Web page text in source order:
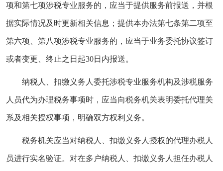
项和第七项涉税专业服务的，应当于提供服务前报送，并根
据实际情况及时更新相关信息；提供本办法第七条第二项至
第六项、第八项涉税专业服务的，应当于业务委托协议签订
或者变更、终止之日起30日内报送。
纳税人、扣缴义务人委托涉税专业服务机构及涉税服务
人员代为办理税务事项时，应当向税务机关表明委托代理关
系及相关授权事项，明确双方权利义务。
税务机关应当对纳税人、扣缴义务人授权的代理办税人
员进行实名验证。对在多户纳税人、扣缴义务人担任办税人